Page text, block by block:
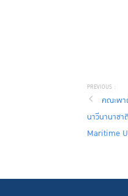
คณะพ
นาวีนานาช
Maritime